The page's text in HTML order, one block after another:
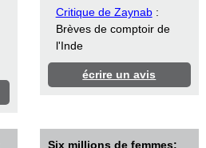
Critique de Zaynab:
Brèves de comptoir de
l'Inde
écrire un avis
Six millions de femmes: